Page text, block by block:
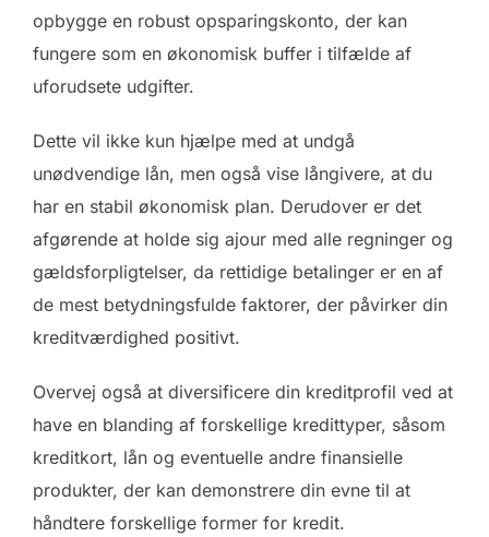
opbygge en robust opsparingskonto, der kan
fungere som en økonomisk buffer i tilfælde af
uforudsete udgifter.
Dette vil ikke kun hjælpe med at undgå
unødvendige lån, men også vise långivere, at du
har en stabil økonomisk plan. Derudover er det
afgørende at holde sig ajour med alle regninger og
gældsforpligtelser, da rettidige betalinger er en af
de mest betydningsfulde faktorer, der påvirker din
kreditværdighed positivt.
Overvej også at diversificere din kreditprofil ved at
have en blanding af forskellige kredittyper, såsom
kreditkort, lån og eventuelle andre finansielle
produkter, der kan demonstrere din evne til at
håndtere forskellige former for kredit.